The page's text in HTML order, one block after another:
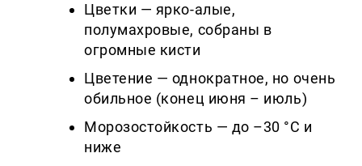
Цветки — ярко-алые,
полумахровые, собраны в
огромные кисти
Цветение — однократное, но очень
обильное (конец июня – июль)
Морозостойкость — до –30 °C и
ниже